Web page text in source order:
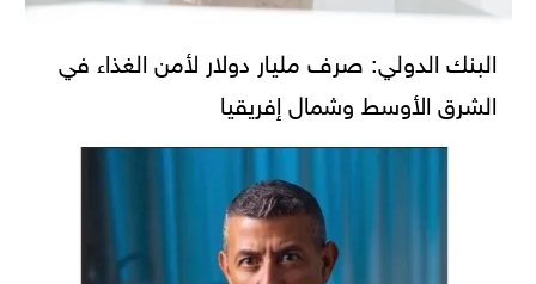
البنك الدولي: صرف مليار دولار لأمن الغذاء في
الشرق الأوسط وشمال إفريقيا